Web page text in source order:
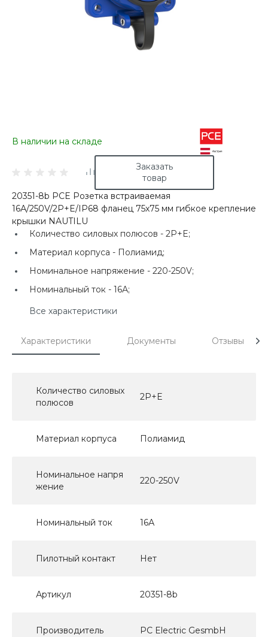
В наличии на складе
Заказать
товар
20351-8b PCE Розетка встраиваемая
16А/250V/2P+E/IP68 фланец 75х75 мм гибкое крепление
крышки NAUTILU
Количество силовых полюсов - 2P+E;
Материал корпуса - Полиамид;
Номинальное напряжение - 220-250V;
Номинальный ток - 16А;
Все характеристики
Характеристики Документы Отзывы
Количество силовых
полюсов
2P+E
Материал корпуса Полиамид
Номинальное напря
жение
220-250V
Номинальный ток 16А
Пилотный контакт Нет
Артикул 20351-8b
Производитель PC Electric GesmbH